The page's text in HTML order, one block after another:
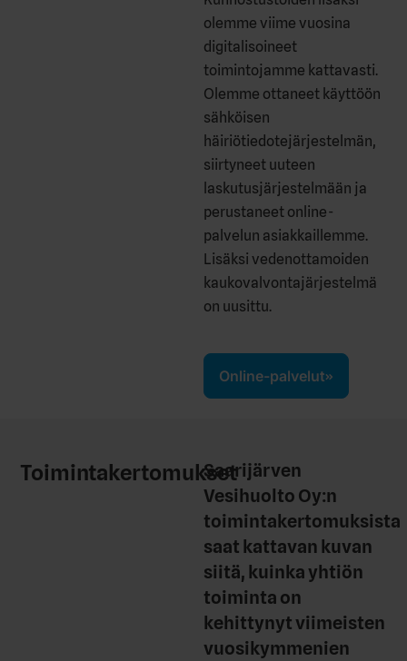
olemme viime vuosina
digitalisoineet
toimintojamme kattavasti.
Olemme ottaneet käyttöön
sähköisen
häiriötiedotejärjestelmän,
siirtyneet uuteen
laskutusjärjestelmään ja
perustaneet online-
palvelun asiakkaillemme.
Lisäksi vedenottamoiden
kaukovalvontajärjestelmä
on uusittu.
Online-palvelut
ToimintakertomuksetSaarijärven
Vesihuolto Oy:n
toimintakertomuksista
saat kattavan kuvan
siitä, kuinka yhtiön
toiminta on
kehittynyt viimeisten
vuosikymmenien